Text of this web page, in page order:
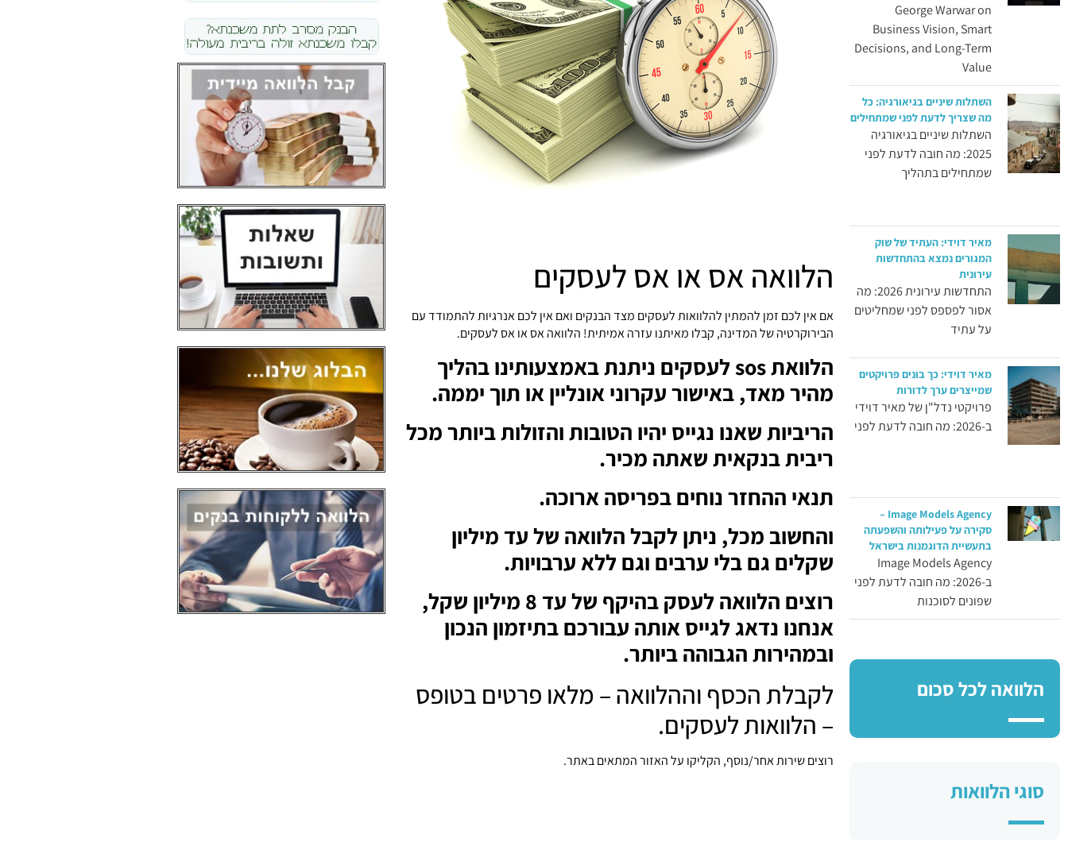
George Warwar on
Business Vision, Smart
Decisions, and Long-Term
Value
השתלות שיניים בגיאורגיה: כל
מה שצריך לדעת לפני שמתחילים
השתלות שיניים בגיאורגיה
2025: מה חובה לדעת לפני
שמתחילים בתהליך
מאיר דוידי: העתיד של שוק
המגורים נמצא בהתחדשות
עירונית
התחדשות עירונית 2026: מה
אסור לפספס לפני שמחליטים
על עתיד
מאיר דוידי: כך בונים פרויקטים
שמייצרים ערך לדורות
פרויקטי נדל"ן של מאיר דוידי
ב-2026: מה חובה לדעת לפני
Image Models Agency –
סקירה על פעילותה והשפעתה
בתעשיית הדוגמנות בישראל
Image Models Agency
ב-2026: מה חובה לדעת לפני
שפונים לסוכנות
הלוואה לכל סכום
סוגי הלוואות
הלוואה אס או אס לעסקים
אם אין לכם זמן להמתין להלוואות לעסקים מצד הבנקים ואם אין לכם אנרגיות להתמודד עם
הבירוקרטיה של המדינה, קבלו מאיתנו עזרה אמיתית! הלוואה אס או אס לעסקים.
הלוואת sos לעסקים ניתנת באמצעותינו בהליך
מהיר מאד, באישור עקרוני אונליין או תוך יממה.
הריביות שאנו נגייס יהיו הטובות והזולות ביותר מכל
ריבית בנקאית שאתה מכיר.
תנאי ההחזר נוחים בפריסה ארוכה.
והחשוב מכל, ניתן לקבל הלוואה של עד מיליון
שקלים גם בלי ערבים וגם ללא ערבויות.
רוצים הלוואה לעסק בהיקף של עד 8 מיליון שקל,
אנחנו נדאג לגייס אותה עבורכם בתיזמון הנכון
ובמהירות הגבוהה ביותר.
לקבלת הכסף וההלוואה – מלאו פרטים בטופס
– הלוואות לעסקים.
רוצים שירות אחר/נוסף, הקליקו על האזור המתאים באתר.